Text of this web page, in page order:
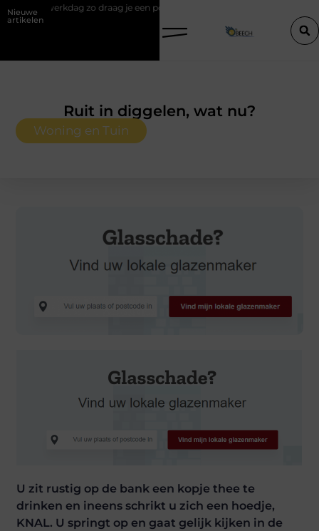
Nieuwe
artikelen
je een polo stijlvol Een vastgoedcoach als start van een
Ruit in diggelen, wat nu?
Woning en Tuin
U zit rustig op de bank een kopje thee te
drinken en ineens schrikt u zich een hoedje,
KNAL. U springt op en gaat gelijk kijken in de